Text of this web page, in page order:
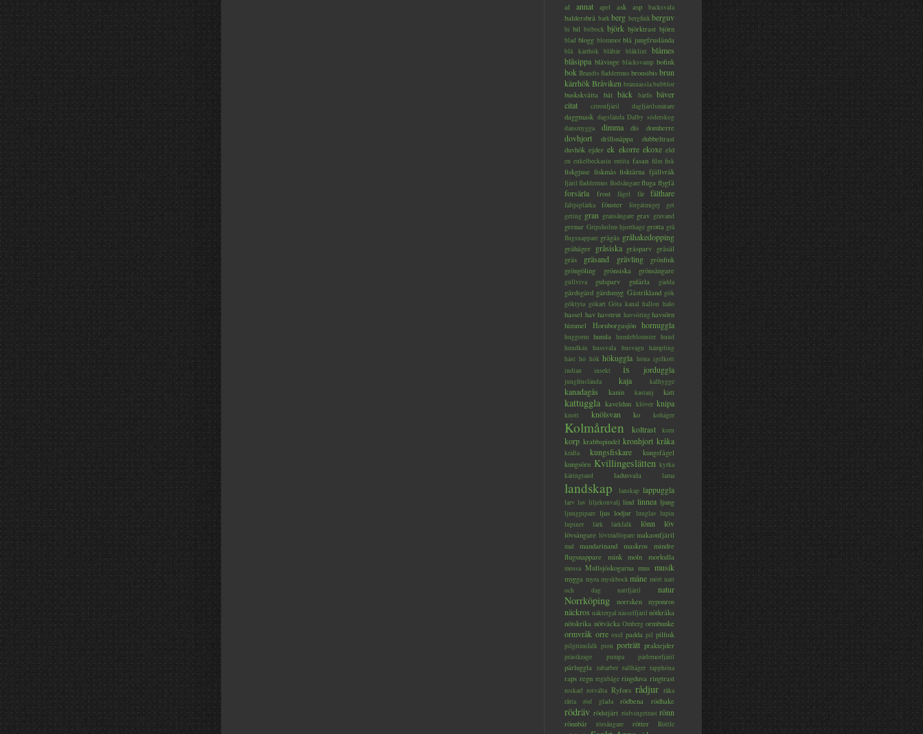
al annat apel ask asp backsvala
baldersbrå barkberg bergfinkberguv
bi bil bitbock björk björktrast björn
blad blogg blommor blå jungfruslända
blå kärrhök blåbär blåklint
blåmes
blåsippa blåvinge bläcksvamp bofink
bok Brandts fladdermus bronsibis brun
kärrhökBråviken brännässlabubblor
buskskvätta båt bäck bärfis bäver
citat
citronfjäril dagfjärilsmätare
daggmask dagslända Dalby söderskog
dansmygga
dimma dis domherre
dovhjort drillsnäppa
dubbeltrast
duvhök ejder ek ekorre ekoxe eld
en enkelbeckasin entita fasan film fisk
fiskgjuse fiskmås fisktärna fjällvråk
fjäril fladdermus flodsångarefluga flygfä
forsärla frost fågel får fälthare
fältpiplärka fönster förgätmigej
get
geting gran gransångare grav gravand
grenar Gripsholms hjorthage grotta grå
flugsnappare grågås gråhakedopping
gråhäger gråsiska gråsparv gråsäl
gräs
gräsand grävling
grönfink
gröngöling
grönsiska grönsångare
gullviva gulsparv gulärla gädda
gärdsgård gärdsmyg Gästrikland gök
göktyta gökärt Göta kanal hallon halo
hassel hav havstrut havsöring havsörn
himmel
Hornborgasjön hornuggla
huggorm humla humleblomster hund
hundkäx
hussvala husvagn
hämpling
häst hö hök hökuggla höna igelkott
indian
insekt is jorduggla
jungfruslända kaja kalhygge
kanadagås kanin kastanj katt
kattuggla kaveldun klöver knipa
knott knölsvan ko kohäger
Kolmården koltrast korn
korp krabbspindel kronhjort kråka
kräfta kungsfiskare
kungsfågel
kungsörn Kvillingeslätten kyrka
käringtand
ladusvala lama
landskap lanskap lappuggla
larv lav liljekonvalj lind linnea ljung
ljungpipare ljus lodjur lunglav lupin
lupiner
lärk lärkfalk lönn löv
lövsångare lövträdlöpare makaonfjäril
mal mandarinand maskros
mindre
flugsnappare
mink moln morkulla
mossa Mullsjöskogarna mus musik
mygga myra myskbock måne mört natt
och dag
nattfjäril natur
Norrköping norrsken nyponros
näckros näktergal nässelfjäril nötkråka
nötskrika nötväcka Omberg ormbunke
ormvråk orre oxel padda pil pilfink
pilgrimsfalk pion porträtt praktejder
prästkrage pumpa pärlemorfjäril
pärluggla rabarber rallhäger rapphöna
raps regn regnbåge ringduva ringtrast
roskarl rotvälta Ryfors rådjur råka
råtta
röd glada rödbena rödhake
rödräv rödstjärt rödvingetrast rönn
rönnbär rörsångare rötter
Röttle